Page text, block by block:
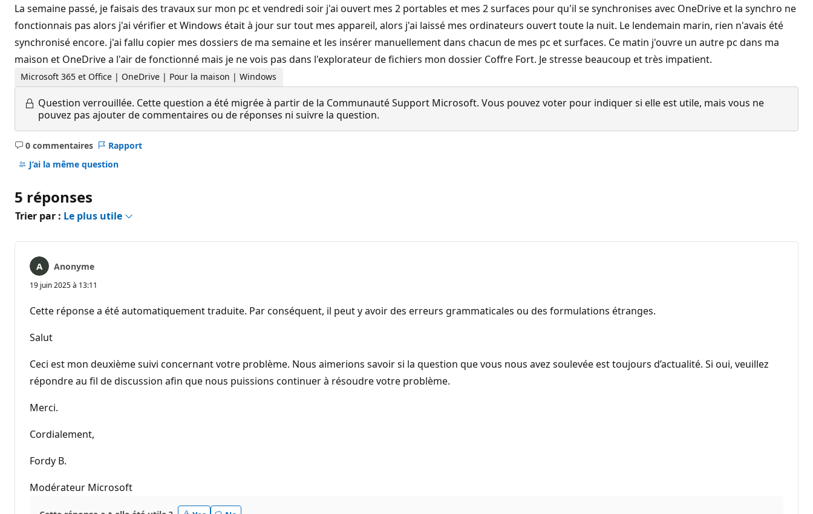
La semaine passé, je faisais des travaux sur mon pc et vendredi soir j'ai ouvert mes 2 portables et mes 2 surfaces pour qu'il se synchronises avec OneDrive et la synchro ne
fonctionnais pas alors j'ai vérifier et Windows était à jour sur tout mes appareil, alors j'ai laissé mes ordinateurs ouvert toute la nuit. Le lendemain marin, rien n'avais été
synchronisé encore. j'ai fallu copier mes dossiers de ma semaine et les insérer manuellement dans chacun de mes pc et surfaces. Ce matin j'ouvre un autre pc dans ma
maison et OneDrive a l'air de fonctionné mais je ne vois pas dans l'explorateur de fichiers mon dossier Coffre Fort. Je stresse beaucoup et très impatient.
Microsoft 365 et Office | OneDrive | Pour la maison | Windows
Question verrouillée. Cette question a été migrée à partir de la Communauté Support Microsoft. Vous pouvez voter pour indiquer si elle est utile, mais vous ne
pouvez pas ajouter de commentaires ou de réponses ni suivre la question.
0 commentaires
Aucun
commentaire
Rapport
J’ai la même question
5 réponses
Trier par : Le plus utile
Anonyme
19 juin 2025 à 13:11
Cette réponse a été automatiquement traduite. Par conséquent, il peut y avoir des erreurs grammaticales ou des formulations étranges.
Salut
Ceci est mon deuxième suivi concernant votre problème. Nous aimerions savoir si la question que vous nous avez soulevée est toujours d’actualité. Si oui, veuillez
répondre au fil de discussion afin que nous puissions continuer à résoudre votre problème.
Merci.
Cordialement,
Fordy B.
Modérateur Microsoft